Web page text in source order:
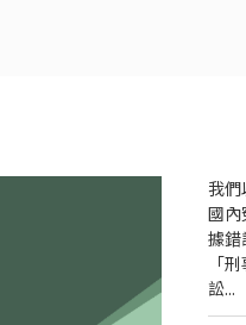
我們
國內
據錯
「
訟...